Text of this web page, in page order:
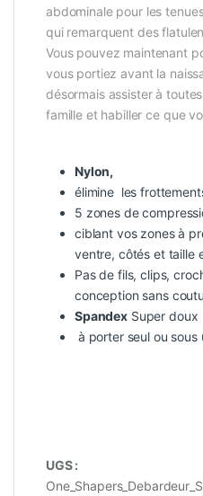
abdominale pour les
qui remarquent des
Vous pouvez maintenant
vous portiez avant la
désormais assister à
famille et habiller ce que
Nylon,
élimine les
5 zones de
ciblant vos zones à
ventre, côtés et taille
Pas de fils, clips,
conception sans
Spandex Super doux
à porter seul ou sous
UGS :